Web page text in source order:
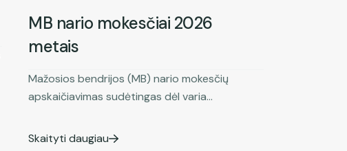
MB nario mokesčiai 2026
metais
Mažosios bendrijos (MB) nario mokesčių
apskaičiavimas sudėtingas dėl varia...
Skaityti daugiau